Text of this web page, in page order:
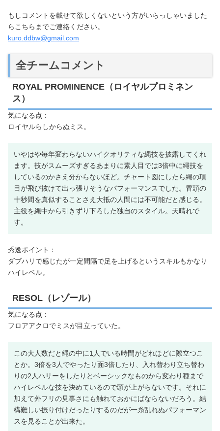
もしコメントを載せて欲しくないという方がいらっしゃいました
らこちらまでご連絡ください。
kuro.ddbw@gmail.com
全チームコメント
ROYAL PROMINENCE（ロイヤルプロミネン
ス）
気になる点：
ロイヤルらしからぬミス。
いやはや毎年変わらないハイクオリティな縄技を披露してくれ
ます。技がスムーズすぎるあまりに素人目では3倍中に縄技を
しているのかさえ分からないほど。チャート図にしたら縄の項
目が飛び抜けて出っ張りそうなパフォーマンスでした。冒頭の
十秒間を真似することさえ大抵の人間には不可能だと感じる。
主役を縄中から引きずり下ろした独自のスタイル。天晴れで
す。
秀逸ポイント：
ダブハリで感じたが一定間隔で足を上げるというスキルもかなり
ハイレベル。
RESOL（レゾール）
気になる点：
フロアアクロでミスが目立っていた。
この大人数だと縄の中に1人でいる時間がどれほどに際立つこ
とか。3倍を3人でやったり面3倍したり、入れ替わり立ち替わ
りの2人ハリーをしたりとベーシックなものから変わり種まで
ハイレベルな技を決めているので頭が上がらないです。それに
加えて外フリの見事さにも触れておかにばならないだろう。結
構難しい振り付けだったりするのだが一糸乱れぬパフォーマン
スを見ることが出来た。